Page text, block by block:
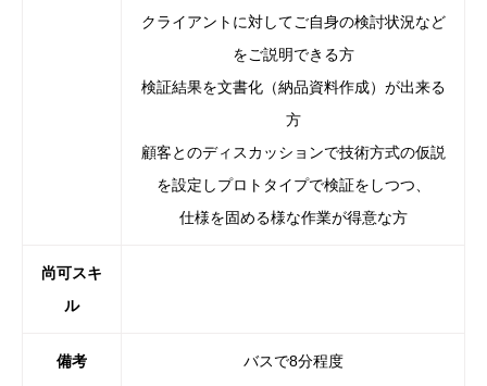
クライアントに対してご自身の検討状況など
をご説明できる方
検証結果を文書化（納品資料作成）が出来る
方
顧客とのディスカッションで技術方式の仮説
を設定しプロトタイプで検証をしつつ、
仕様を固める様な作業が得意な方
尚可スキ
ル
備考 バスで8分程度